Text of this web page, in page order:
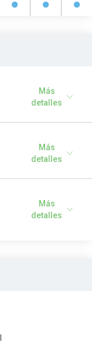
Más
detalles
Más
detalles
Más
detalles